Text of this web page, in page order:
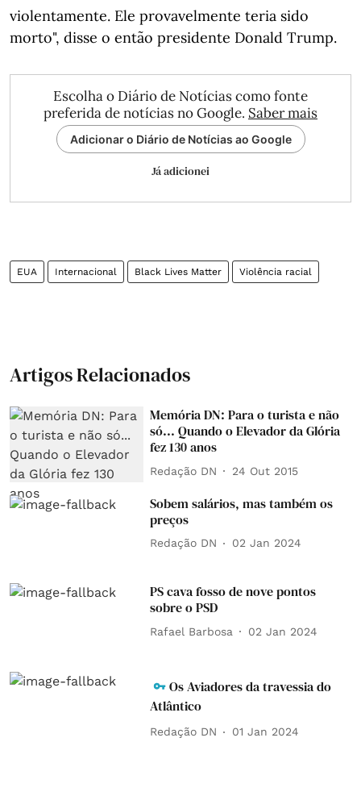
violentamente. Ele provavelmente teria sido
morto", disse o então presidente Donald Trump.
Escolha o Diário de Notícias como fonte
preferida de notícias no Google. Saber mais
Adicionar o Diário de Notícias ao Google
Já adicionei
EUA Internacional Black Lives Matter Violência racial
Artigos Relacionados
Memória DN: Para o turista e não
só... Quando o Elevador da Glória
fez 130 anos
Redação DN 24 Out 2015
Sobem salários, mas também os
preços
Redação DN 02 Jan 2024
PS cava fosso de nove pontos
sobre o PSD
Rafael Barbosa 02 Jan 2024
Os Aviadores da travessia do
Atlântico
Redação DN 01 Jan 2024